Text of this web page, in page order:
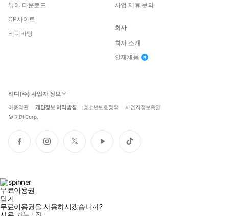
뷰어 다운로드
CP사이트
리디바탕
사업 제휴 문의
회사
회사 소개
인재채용
리디(주) 사업자 정보
이용약관 개인정보 처리방침 청소년보호정책 사업자정보확인
© RIDI Corp.
페
이
인
스
트
위
유
튜
틱
톡
무료이용권
닫기
무료이용권을 사용하시겠습니까?